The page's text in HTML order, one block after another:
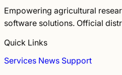
Empowering agricultural
software solutions. Official
Quick Links
Services News Support